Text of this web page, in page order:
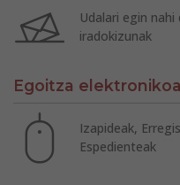
Udalari egin
iradokizunak
Egoitza elektronikoa
Izapideak,
Espedienteak